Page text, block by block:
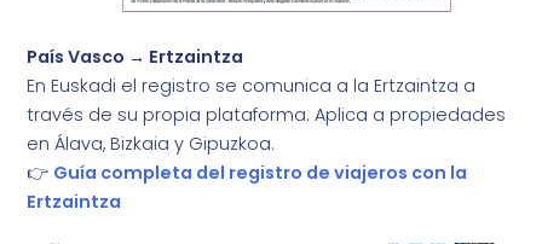
País Vasco → Ertzaintza
En Euskadi el registro se comunica a la Ertzaintza a
través de su propia plataforma. Aplica a propiedades
en Álava, Bizkaia y Gipuzkoa.
👉 Guía completa del registro de viajeros con la
Ertzaintza